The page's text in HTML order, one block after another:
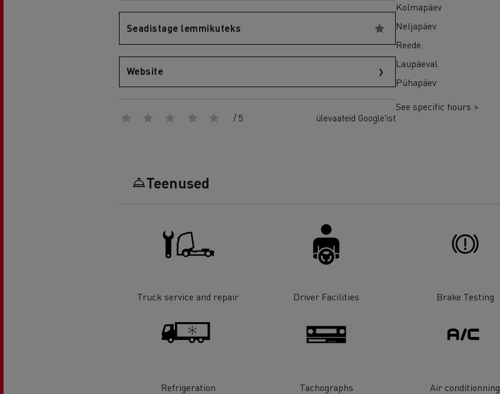
Seadistage lemmikuteks
Website
/ 5 ülevaateid Google'ist
Kolmapäev
Neljapäev
Reede
Laupäeval
Pühapäev
See specific hours >
Teenused
Truck service and repair Driver Facilities Brake Testing
Refrigeration Tachographs Air conditionning